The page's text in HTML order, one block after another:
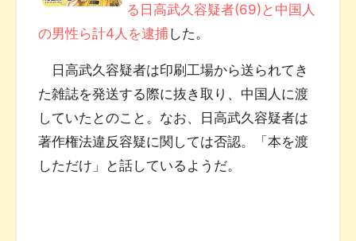
る日高武久容疑者(69)と中国人
の男性ら計4人を逮捕した。
日高武久容疑者は印刷工場から送られてき
た雑誌を発送する際に抜き取り、中国人に渡
していたとのこと。なお、日高武久容疑者は
著作権法違反容疑に関しては否認。「本を渡
しただけ」と話しているようだ。